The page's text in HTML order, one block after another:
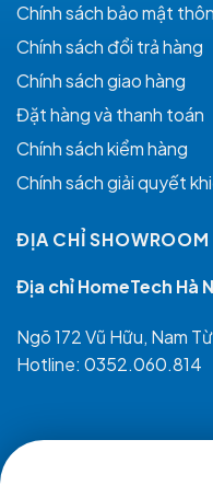
Chính sách bảo mật
Chính sách đổi trả hàng
Chính sách giao hàng
Đặt hàng và thanh toán
Chính sách kiểm hàng
Chính sách giải quyết
ĐỊA CHỈ SHOWROOM
Địa chỉ HomeTech Hà
Ngõ 172 Vũ Hữu, Nam
Hotline: 0352.060.814